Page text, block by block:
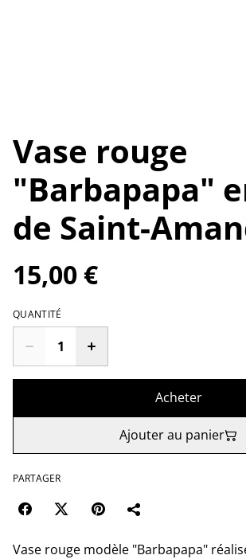
Vase rouge
"Barbapapa"
de Saint-
15,00 €
QUANTITÉ
Acheter
Ajouter au panier
PARTAGER
Vase rouge modèle "Barbapapa"